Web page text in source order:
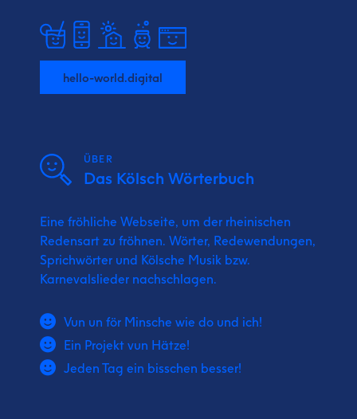
hello-world.digital
ÜBER
Das Kölsch Wörterbuch
Eine fröhliche Webseite, um der rheinischen
Redensart zu fröhnen. Wörter, Redewendungen,
Sprichwörter und Kölsche Musik bzw.
Karnevalslieder nachschlagen.
Vun un för Minsche wie do und ich!
Ein Projekt vun Hätze!
Jeden Tag ein bisschen besser!